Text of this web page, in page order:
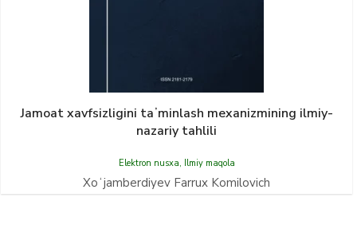
Jamoat xavfsizligini taʼminlash mexanizmining ilmiy-
nazariy tahlili
Elektron nusxa, Ilmiy maqola
Xoʻjamberdiyev Farrux Komilovich